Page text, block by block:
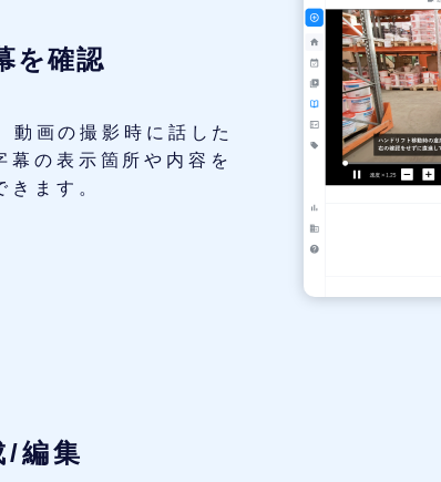
を確認
画の撮影時に話した
幕の表示箇所や内容を
きます。
/編集